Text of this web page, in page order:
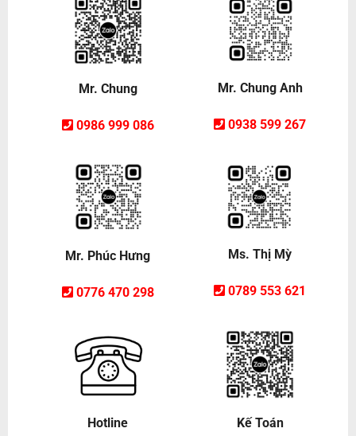
Mr. Chung
0986 999 086
Mr. Chung Anh
0938 599 267
Mr. Phúc Hưng
0776 470 298
Ms. Thị Mỳ
0789 553 621
Hotline Kế Toán